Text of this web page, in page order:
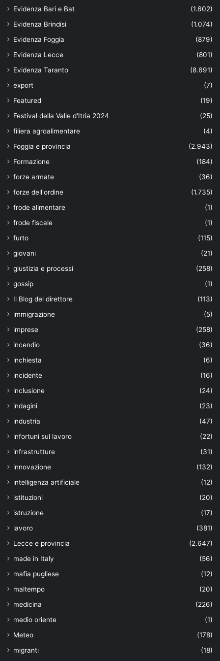
Evidenza Bari e Bat
(1.602)
Evidenza Brindisi
(1.074)
Evidenza Foggia
(879)
Evidenza Lecce
(801)
Evidenza Taranto
(8.691)
export
(7)
Featured
(19)
Festival della Valle d'Itria 2024
(25)
filiera agroalimentare
(4)
Foggia e provincia
(2.943)
Formazione
(184)
forze armate
(36)
forze dell'ordine
(1.735)
frode alimentare
(1)
frode fiscale
(1)
furto
(115)
giovani
(21)
giustizia e processi
(258)
gossip
(1)
Il Blog del direttore
(113)
immigrazione
(5)
imprese
(258)
incendio
(36)
inchiesta
(6)
incidente
(16)
inclusione
(24)
indagini
(23)
industria
(47)
infortuni sul lavoro
(22)
infrastrutture
(31)
innovazione
(132)
intelligenza artificiale
(12)
istituzioni
(20)
istruzione
(17)
lavoro
(381)
Lecce e provincia
(2.647)
made in Italy
(56)
mafia pugliese
(12)
maltempo
(20)
medicina
(226)
medio oriente
(1)
Meteo
(178)
migranti
(18)